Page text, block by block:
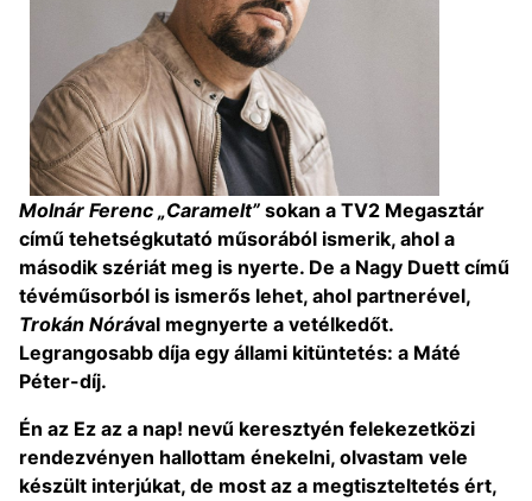
Molnár Ferenc „Caramelt” sokan a TV2 Megasztár
című tehetségkutató műsorából ismerik, ahol a
második szériát meg is nyerte. De a Nagy Duett című
tévéműsorból is ismerős lehet, ahol partnerével,
Trokán Nórával megnyerte a vetélkedőt.
Legrangosabb díja egy állami kitüntetés: a Máté
Péter-díj.
Én az Ez az a nap! nevű keresztyén felekezetközi
rendezvényen hallottam énekelni, olvastam vele
készült interjúkat, de most az a megtiszteltetés ért,